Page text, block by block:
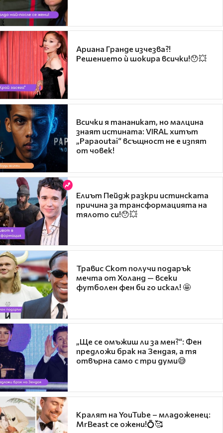
Ариана Гранде изчезва?!
Решението ѝ шокира всички!😯💥
Всички я тананикат, но малцина
знаят истината: VIRAL хитът
„Papaoutai“ всъщност не е изпят
от човек!
Елиът Пейдж разкри истинската
причина за трансформацията на
тялото си!😯💥
Травис Скот получи подарък
мечта от Холанд — всеки
футболен фен би го искал! 🤩
„Ще се омъжиш ли за мен?“: Фен
предложи брак на Зендая, а тя
отвърна само с три думи😅
Кралят на YouTube – младоженец:
MrBeast се ожени!💍🥰